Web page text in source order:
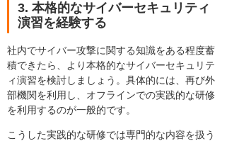
3. 本格的なサイバーセキュリティ
演習を経験する
社内でサイバー攻撃に関する知識をある程度蓄
積できたら、より本格的なサイバーセキュリテ
ィ演習を検討しましょう。具体的には、再び外
部機関を利用し、オフラインでの実践的な研修
を利用するのが一般的です。
こうした実践的な研修では専門的な内容を扱う